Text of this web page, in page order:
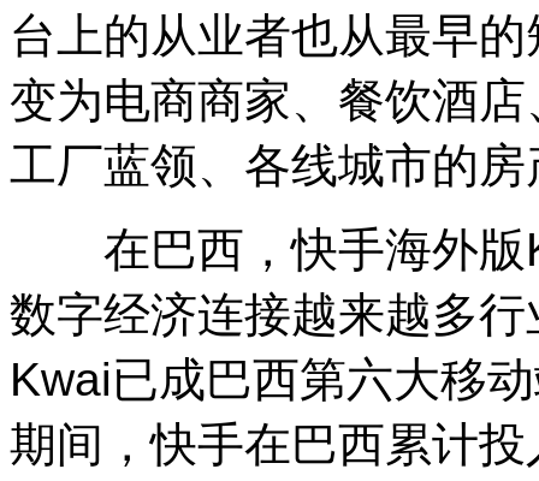
台上的从业者也从最早
变为电商商家、餐饮酒
工厂蓝领、各线城市的
在巴西，快手海外版
数字经济连接越来越多
Kwai已成巴西第六大移
期间，快手在巴西累计